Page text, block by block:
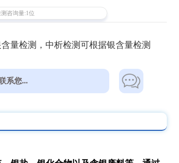
咨询量:1位
量检测，中析检测可根据银含量检测
系您...